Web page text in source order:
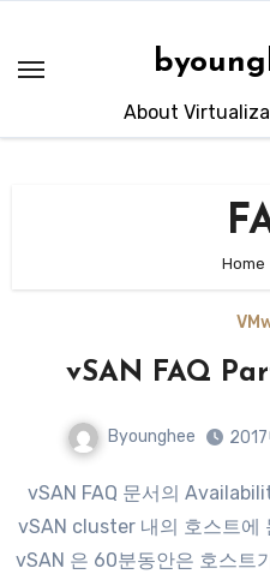
content
About
Home
vSAN FAQ
Byounghee
vSAN FAQ 문서의 Availability 항목을 정리해보았습니다.
vSAN cluster 내의 호스트에
vSAN 은 60분동안은 호스트